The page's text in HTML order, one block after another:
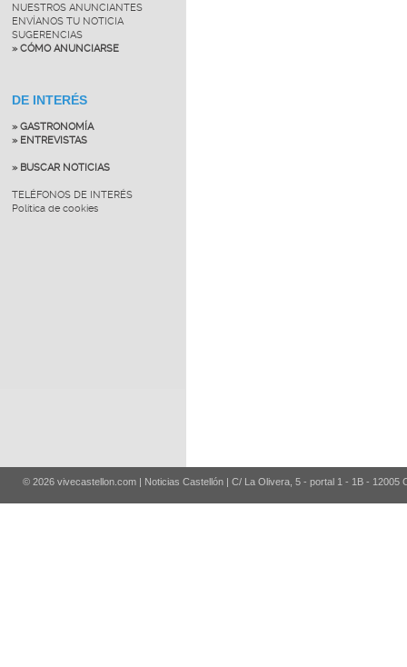
NUESTROS ANUNCIANTES
ENVÍANOS TU NOTICIA
SUGERENCIAS
» CÓMO ANUNCIARSE
DE INTERÉS
» GASTRONOMÍA
» ENTREVISTAS
» BUSCAR NOTICIAS
TELÉFONOS DE INTERÉS
Política de cookies
© 2026 vivecastellon.com | Noticias Castellón | C/ La Olivera, 5 - portal 1 - 1B - 12005